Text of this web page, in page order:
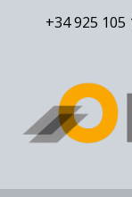
+34 925 105